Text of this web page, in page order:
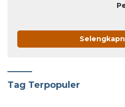
Tag Terpopuler